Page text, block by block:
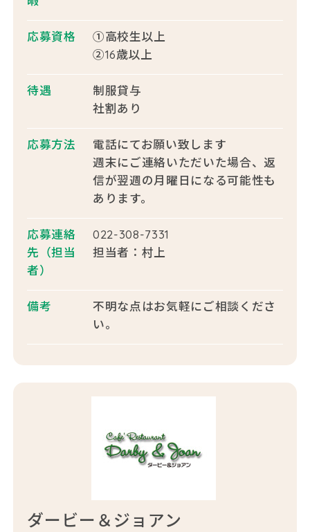
応募資格
①高校生以上
②16歳以上
待遇
制服貸与
社割あり
応募方法
電話にてお願い致します
週末にご連絡いただいた場合、返
信が翌週の月曜日になる可能性も
あります。
応募連絡
先 （担当
者）
022-308-7331
担当者：村上
備考
不明な点はお気軽にご相談くださ
い。
ダービー＆ジョアン